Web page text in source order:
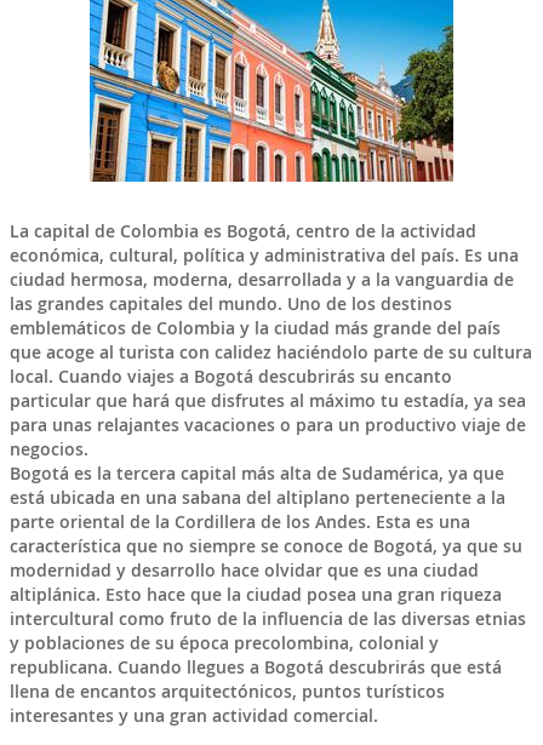
La capital de Colombia es Bogotá, centro de la actividad
económica, cultural, política y administrativa del país. Es una
ciudad hermosa, moderna, desarrollada y a la vanguardia de
las grandes capitales del mundo. Uno de losdestinos
emblemáticos de Colombia y la ciudad más grande del país
que acoge al turista con calidez haciéndolo parte de su cultura
local. Cuando viajes a Bogotá descubrirás su encanto
particular que hará que disfrutes al máximo tu estadía, ya sea
para unasrelajantes vacacioneso para un productivo viaje de
negocios.
Bogotá es la tercera capital más alta de Sudamérica, ya que
está ubicada en una sabana del altiplano perteneciente a la
parte oriental de la Cordillera de los Andes. Esta es una
característica que no siempre se conoce de Bogotá, ya que su
modernidad y desarrollo hace olvidar que es una ciudad
altiplánica. Esto hace que la ciudad posea una gran riqueza
intercultural como fruto de la influencia de las diversas etnias
y poblaciones de su época precolombina, colonial y
republicana. Cuando llegues a Bogotá descubrirás que está
llena de encantos arquitectónicos, puntos turísticos
interesantes y una gran actividad comercial.